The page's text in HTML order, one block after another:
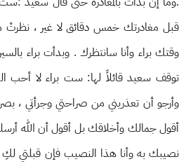
قبل مغادرتك خمس دقائق لا غير ، نظرتْ
وقتك براء وأنا سانتظرك . وبدأت براء
توقف سعيد قائلاً لها: ست براء لا أحب
وأرجو أن تعذريني من صراحتي وجرأتي ،
أقول جمالك وأخلاقك بل أقول أن الله
نصيبك به وأنا هذا النصيب فإن قبلتي